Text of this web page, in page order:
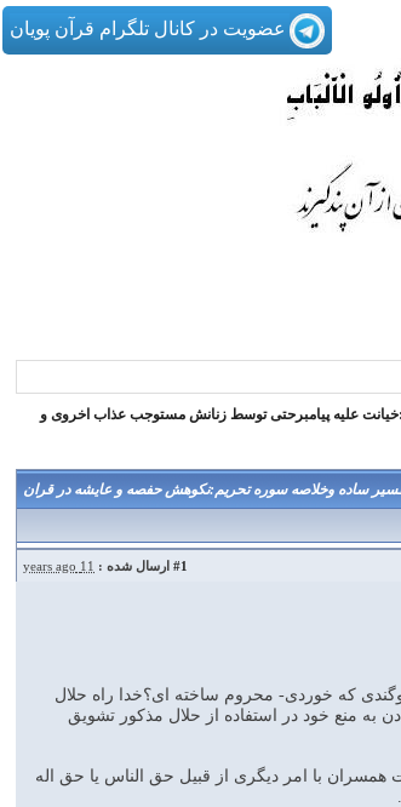
عضویت در کانال تلگرام قرآن پویان
علیه پیامبرحتی توسط زنانش مستوجب عذاب اخروی و
ساده وخلاصه سوره تحريم:نكوهش حفصه و عايشه در قران
#1 ارسال شده : 11 years ago
سوگندی که خوردی- محروم ساخته ای؟خدا راه حلال
به منع خود در استفاده از حلال مذکور تشویق
با امر دیگری از قبیل حق الناس یا حق اله